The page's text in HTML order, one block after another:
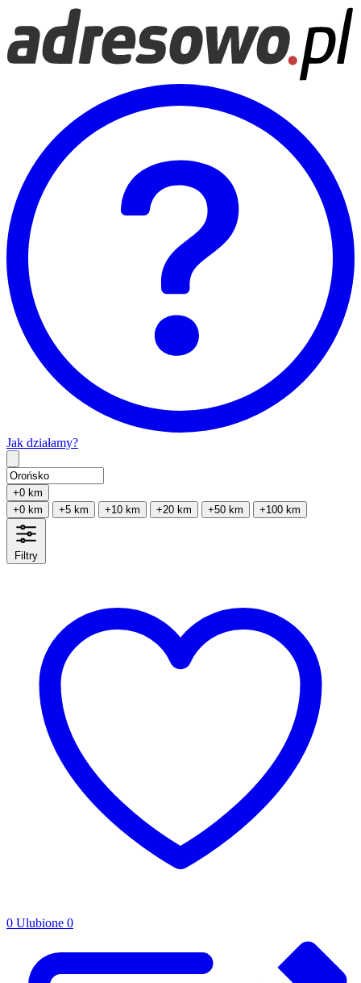
Jak działamy?
+0 km
+0 km
+5 km +10 km +20 km +50 km +100 km
Filtry
0 Ulubione 0